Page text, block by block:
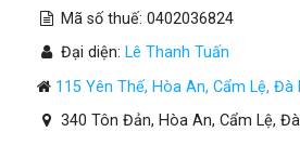
Mã số thuế: 0402036824
Đại diện: Lê Thanh Tuấn
115 Yên Thế, Hòa An, Cẩm Lệ, Đà
340 Tôn Đản, Hòa An, Cẩm Lệ,